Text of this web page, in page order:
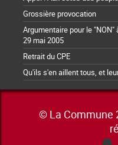
Grossière provocation
Argumentaire pour le
29 mai 2005
Retrait du CPE
Qu'ils s'en aillent tous, et
© La Commune